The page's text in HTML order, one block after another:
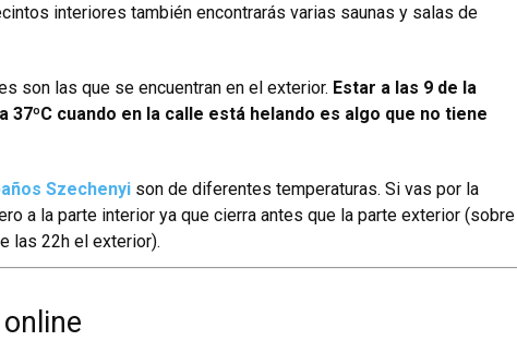
interiores también encontrarás varias saunas y salas de
son las que se encuentran en el exterior. Estar a las 9 de la
37ºC cuando en la calle está helando es algo que no tiene
Szechenyi son de diferentes temperaturas. Si vas por la
a la parte interior ya que cierra antes que la parte exterior (sobre
las 22h el exterior).